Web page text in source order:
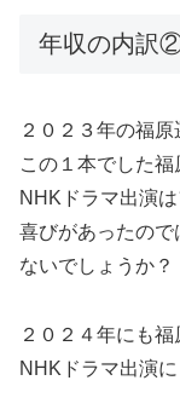
年収の内訳
２０２３年の福
この１本でした
NHKドラマ出演
喜びがあったの
ないでしょうか？
２０２４年にも福
NHKドラマ出演